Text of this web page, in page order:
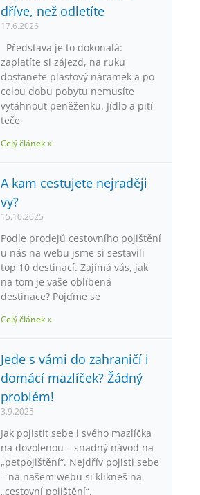
dříve, než odletíte
17.6.2026
Představa je to dokonalá:
zaplatíte si zájezd, na ruku
dostanete plastový náramek a po
celou dobu pobytu nemusíte
vytáhnout peněženku. Jídlo a pití
teče
Celý článek »
A kam cestujete nejraději
vy?
15.10.2025
Podle prodejů cestovního pojištění
u nás na webu jsme si sestavili
top 10 destinací. Zajímá vás, jak
na tom je vaše oblíbená
destinace? Pojďme se
Celý článek »
Jede s vámi do zahraničí i
domácí mazlíček? Žádný
problém!
3.9.2025
Jak pojistit sebe i svého mazlíčka
na dovolenou – snadný návod na
„petpojištění“. Nejdřív pojisti sebe
– na našem webu si klikneš na
„cestovní pojištění“.